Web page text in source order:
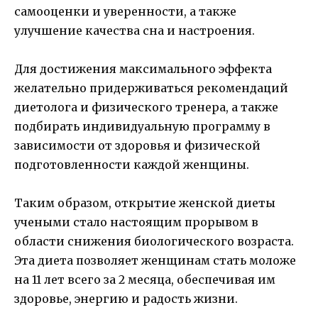
самооценки и уверенности, а также
улучшение качества сна и настроения.
Для достижения максимального эффекта
желательно придерживаться рекомендаций
диетолога и физического тренера, а также
подбирать индивидуальную программу в
зависимости от здоровья и физической
подготовленности каждой женщины.
Таким образом, открытие женской диеты
учеными стало настоящим прорывом в
области снижения биологического возраста.
Эта диета позволяет женщинам стать моложе
на 11 лет всего за 2 месяца, обеспечивая им
здоровье, энергию и радость жизни.